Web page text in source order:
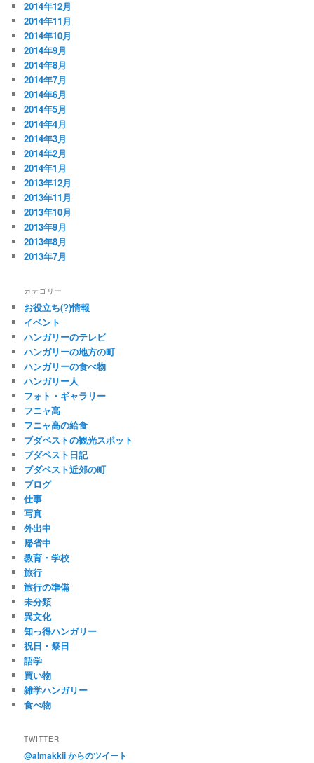
2014年12月
2014年11月
2014年10月
2014年9月
2014年8月
2014年7月
2014年6月
2014年5月
2014年4月
2014年3月
2014年2月
2014年1月
2013年12月
2013年11月
2013年10月
2013年9月
2013年8月
2013年7月
カテゴリー
お役立ち(?)情報
イベント
ハンガリーのテレビ
ハンガリーの地方の町
ハンガリーの食べ物
ハンガリー人
フォト・ギャラリー
フニャ高
フニャ高の給食
ブダペストの観光スポット
ブダペスト日記
ブダペスト近郊の町
ブログ
仕事
写真
外出中
帰省中
教育・学校
旅行
旅行の準備
未分類
異文化
知っ得ハンガリー
祝日・祭日
語学
買い物
雑学ハンガリー
食べ物
TWITTER
@almakkii からのツイート